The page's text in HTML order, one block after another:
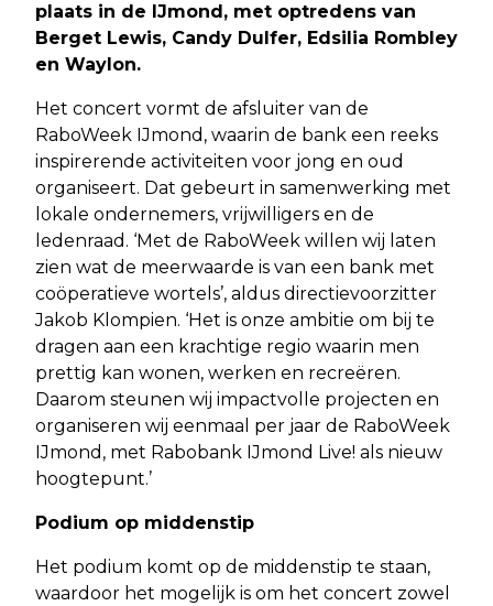
plaats in de IJmond, met optredens van
Berget Lewis, Candy Dulfer, Edsilia Rombley
en Waylon.
Het concert vormt de afsluiter van de
RaboWeek IJmond, waarin de bank een reeks
inspirerende activiteiten voor jong en oud
organiseert. Dat gebeurt in samenwerking met
lokale ondernemers, vrijwilligers en de
ledenraad. ‘Met de RaboWeek willen wij laten
zien wat de meerwaarde is van een bank met
coöperatieve wortels’, aldus directievoorzitter
Jakob Klompien. ‘Het is onze ambitie om bij te
dragen aan een krachtige regio waarin men
prettig kan wonen, werken en recreëren.
Daarom steunen wij impactvolle projecten en
organiseren wij eenmaal per jaar de RaboWeek
IJmond, met Rabobank IJmond Live! als nieuw
hoogtepunt.’
Podium op middenstip
Het podium komt op de middenstip te staan,
waardoor het mogelijk is om het concert zowel